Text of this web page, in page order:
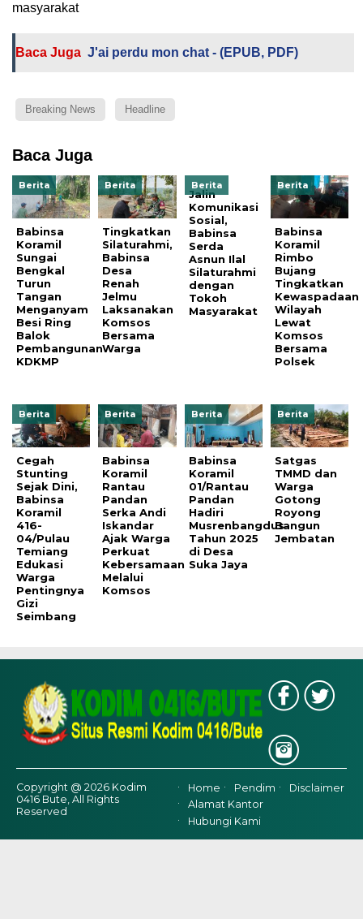
masyarakat
Baca Juga J'ai perdu mon chat - (EPUB, PDF)
Breaking News Headline
Baca Juga
Berita
Babinsa
Koramil
Sungai
Bengkal
Turun
Tangan
Menganyam
Besi Ring
Balok
Pembangunan
KDKMP
Berita
Tingkatkan
Silaturahmi,
Babinsa
Desa
Renah
Jelmu
Laksanakan
Komsos
Bersama
Warga
Berita
Jalin
Komunikasi
Sosial,
Babinsa
Serda
Asnun Ilal
Silaturahmi
dengan
Tokoh
Masyarakat
Berita
Babinsa
Koramil
Rimbo
Bujang
Tingkatkan
Kewaspadaan
Wilayah
Lewat
Komsos
Bersama
Polsek
Berita
Cegah
Stunting
Sejak Dini,
Babinsa
Koramil
416-
04/Pulau
Temiang
Edukasi
Warga
Pentingnya
Gizi
Seimbang
Berita
Babinsa
Koramil
Rantau
Pandan
Serka Andi
Iskandar
Ajak Warga
Perkuat
Kebersamaan
Melalui
Komsos
Berita
Babinsa
Koramil
01/Rantau
Pandan
Hadiri
Musrenbangdus
Tahun 2025
di Desa
Suka Jaya
Berita
Satgas
TMMD dan
Warga
Gotong
Royong
Bangun
Jembatan
Copyright @ 2026 Kodim
0416 Bute, All Rights
Reserved
Home Pendim
Disclaimer
Alamat Kantor
Hubungi Kami